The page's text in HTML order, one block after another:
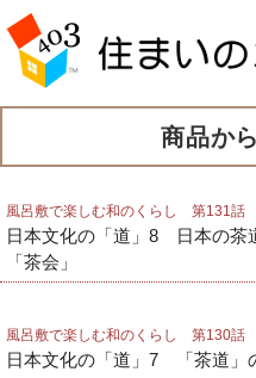
商品か
風呂敷で楽しむ和のくらし 第131話
日本文化の「道」8 日本の茶
「茶会」
風呂敷で楽しむ和のくらし 第130話
日本文化の「道」7 「茶道」